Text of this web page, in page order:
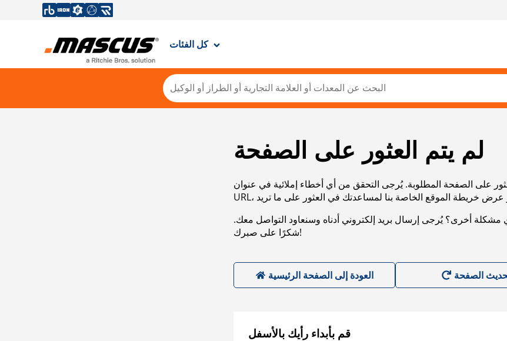
كل الفئات
لم يتم العثور على الصفحة
على الصفحة المطلوبة. يُرجى التحقق من أي أخطاء إملائية في عنوان
مشكلة أخرى؟ يُرجى إرسال بريد إلكتروني أدناه وسنعاود التواصل معك.
شكرًا على صبرك!
العودة إلى الصفحة الرئيسية
قم بأبداء رأيك بالأسفل